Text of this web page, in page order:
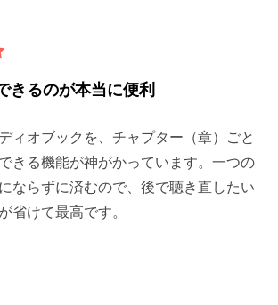
きるのが本当に便利
ィオブックを、チャプター（章）ごと
きる機能が神がかっています。一つの
ならずに済むので、後で聴き直したい
省けて最高です。